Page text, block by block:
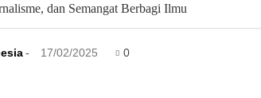
dan Semangat Berbagi Ilmu
- 17/02/2025 0